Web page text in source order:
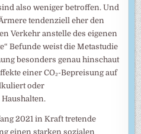
also weniger betroffen. Und
tendenziell eher den
Verkehr anstelle des eigenen
Befunde weist die Metastudie
besonders genau hinschaut
einer CO₂-Bepreisung auf
oder
2021 in Kraft tretende
einen starken sozialen